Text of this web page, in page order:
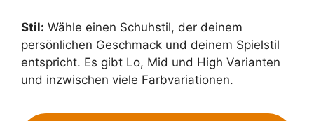
Stil: Wähle einen Schuhstil, der deinem
persönlichen Geschmack und deinem Spielstil
entspricht. Es gibt Lo, Mid und High Varianten
und inzwischen viele Farbvariationen.